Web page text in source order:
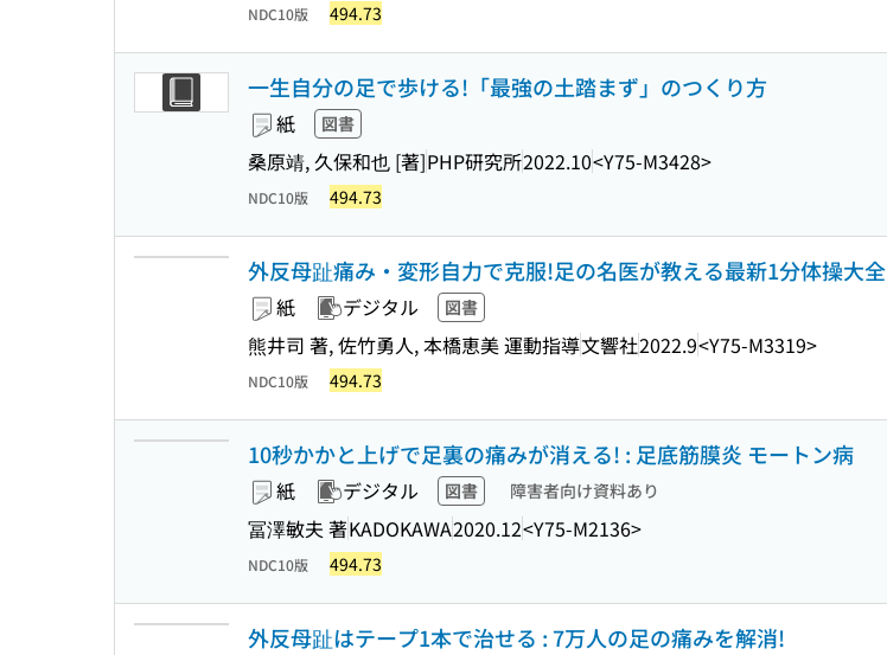
NDC10版 494.73
一生自分の足で歩ける!「最強の土踏まず」のつくり方
紙 図書
桑原靖, 久保和也 [著]PHP研究所2022.10<Y75-M3428>
NDC10版 494.73
外反母趾痛み・変形自力で克服!足の名医が教える最新1分体操大全
紙 デジタル 図書
熊井司 著, 佐竹勇人, 本橋恵美 運動指導文響社2022.9<Y75-M3319>
NDC10版 494.73
10秒かかと上げで足裏の痛みが消える! : 足底筋膜炎 モートン病
紙 デジタル 図書 障害者向け資料あり
冨澤敏夫 著KADOKAWA2020.12<Y75-M2136>
NDC10版 494.73
外反母趾はテープ1本で治せる : 7万人の足の痛みを解消!